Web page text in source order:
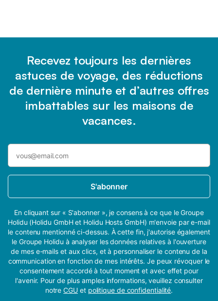
Recevez toujours les dernières
astuces de voyage, des réductions
de dernière minute et d’autres offres
imbattables sur les maisons de
vacances.
S'abonner
En cliquant sur « S'abonner », je consens à ce que le Groupe
Holidu (Holidu GmbH et Holidu Hosts GmbH) m'envoie par e-mail
le contenu mentionné ci-dessus. À cette fin, j'autorise également
le Groupe Holidu à analyser les données relatives à l'ouverture
de mes e-mails et aux clics, et à personnaliser le contenu de la
communication en fonction de mes intérêts. Je peux révoquer le
consentement accordé à tout moment et avec effet pour
l'avenir. Pour de plus amples informations, veuillez consulter
notreCGU et politique de confidentialité.